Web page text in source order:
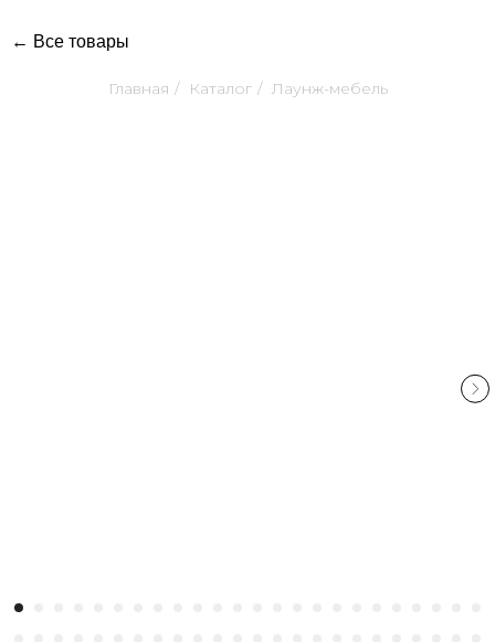
← Все товары
Главная / Каталог / Лаунж-мебель